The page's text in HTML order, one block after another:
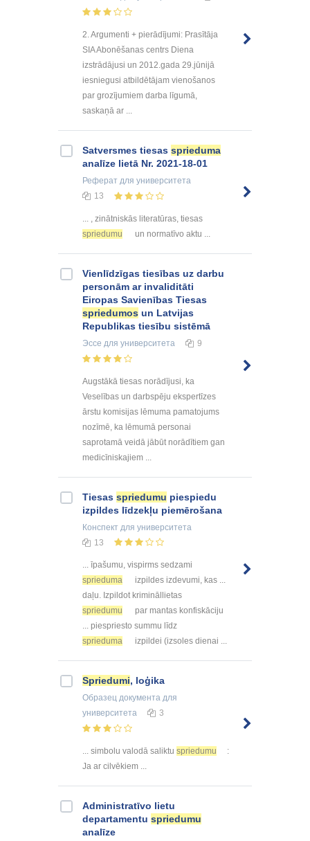
2. Argumenti + pierādījumi: Prasītāja
SIA Abonēšanas centrs Diena
izstrādājusi un 2012.gada 29.jūnijā
iesniegusi atbildētājam vienošanos
par grozījumiem darba līgumā,
saskaņā ar ...
Satversmes tiesas sprieduma
analīze lietā Nr. 2021-18-01
Реферат для университета
13
... , zinātniskās literatūras, tiesas
spriedumu
un normatīvo aktu ...
Vienlīdzīgas tiesības uz darbu
personām ar invaliditāti
Eiropas Savienības Tiesas
spriedumos un Latvijas
Republikas tiesību sistēmā
Эссе для университета 9
Augstākā tiesas norādījusi, ka
Veselības un darbspēju ekspertīzes
ārstu komisijas lēmuma pamatojums
nozīmē, ka lēmumā personai
saprotamā veidā jābūt norādītiem gan
medicīniskajiem ...
Tiesas spriedumu piespiedu
izpildes līdzekļu piemērošana
Конспект для университета
13
... īpašumu, vispirms sedzami
sprieduma
izpildes izdevumi, kas ...
daļu. Izpildot krimināllietas
spriedumu
par mantas konfiskāciju
... piespriesto summu līdz
sprieduma
izpildei (izsoles dienai ...
Spriedumi, loģika
Образец документа для
университета
3
... simbolu valodā saliktu spriedumu
:
Ja ar cilvēkiem ...
Administratīvo lietu
departamentu spriedumu
analīze